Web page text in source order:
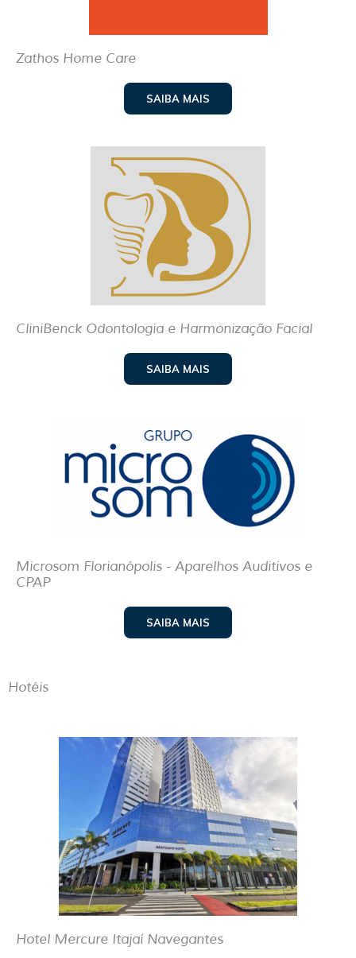
Zathos Home Care
SAIBA MAIS
CliniBenck Odontologia e Harmonização Facial
SAIBA MAIS
Microsom Florianópolis - Aparelhos Auditivos e
CPAP
SAIBA MAIS
Hotéis
Hotel Mercure Itajaí Navegantes